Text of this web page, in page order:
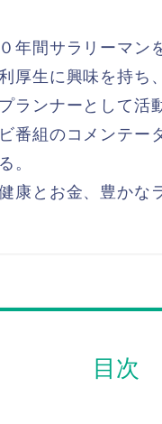
年間サラリーマン
厚生に興味を持ち
ランナーとして活
番組のコメンテー
。
康とお金、豊かな
目次